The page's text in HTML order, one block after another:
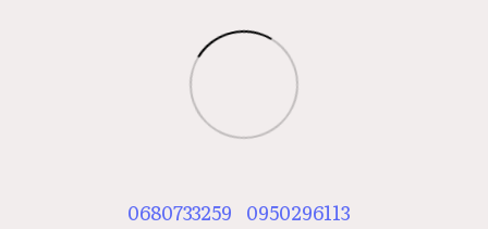
0680733259 0950296113